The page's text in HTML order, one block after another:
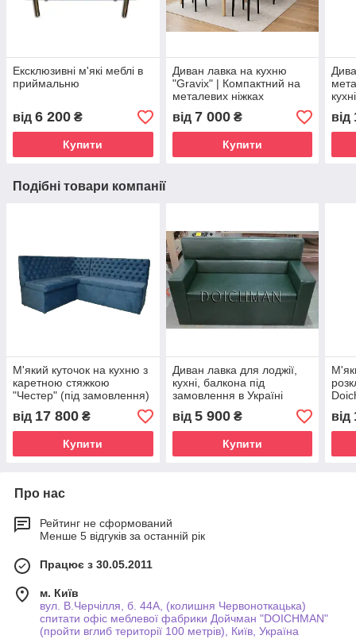
Ексклюзивні м'які меблі в
приймальню
від 6 200 ₴
Купити
Диван лавка на кухню
"Gravix" | Компактний на
металевих ніжках
від 7 000₴
Купити
від
Подібні товари компанії
М'який куточок на кухню з
каретною стяжкою
"Честер" (під замовлення)
від 17 800 ₴
Купити
Диван лавка для лоджії,
кухні, балкона під
замовлення в Україні
від 5 900₴
Купити
від
Про нас
Рейтинг не сформований
Менше 5 відгуків за останній рік
Працює з 30.05.2011
м. Київ
вул. В.Черчілля, б. 44А, (колишня Червоноткацька)
спитати офіс меблевої фабрики Дойчман "DOICHMAN"
(пройти вглиб території 100 метрів), Київ, Україна